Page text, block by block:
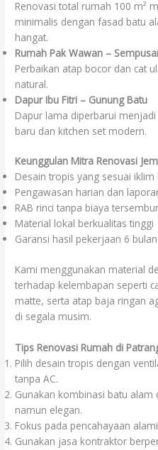
Renovasi total rumah 100 m²
minimalis dengan fasad batu
hangat.
Rumah Pak Wawan –
Perbaikan atap bocor dan cat
natural.
Dapur Ibu Fitri – Gunung Batu
Dapur lama diperbarui
baru dan kitchen set modern.
Keunggulan Mitra Renovasi
Desain tropis yang sesuai iklim
Pengawasan harian dan
RAB rinci tanpa biaya
Material lokal berkualitas tinggi
Garansi hasil pekerjaan 6 bulan
Kami menggunakan material
terhadap kelembapan seperti
matte, serta atap baja ringan
di segala musim.
Tips Renovasi Rumah di
Pilih desain tropis dengan
tanpa AC.
Gunakan kombinasi batu
namun elegan.
Fokus pada pencahayaan
Gunakan jasa kontraktor